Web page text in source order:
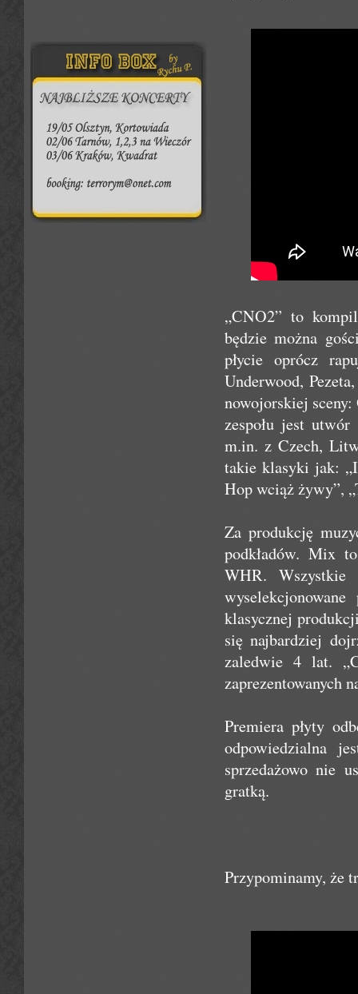
„CNO2” to
będzie można
płycie oprócz
Underwood,
nowojorskiej
zespołu jest
m.in. z Czech,
takie klasyki jak:
Hop wciąż żywy”,
Za produkcję
podkładów. Mix
WHR. Wszystkie
klasycznej
się najbardziej
zaledwie 4 lat.
zaprezentowanych
Premiera płyty
odpowiedzialna
sprzedażowo nie
gratką.
Przypominamy, że